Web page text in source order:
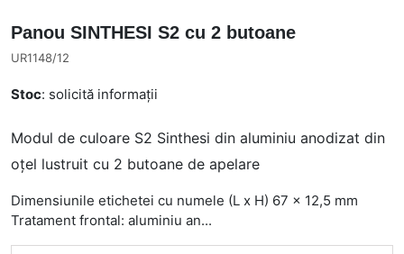
Panou SINTHESI S2 cu 2 butoane
UR1148/12
Stoc: solicită informații
Modul de culoare S2 Sinthesi din aluminiu anodizat din
oțel lustruit cu 2 butoane de apelare
Dimensiunile etichetei cu numele (L x H) 67 x 12,5 mm
Tratament frontal: aluminiu an...